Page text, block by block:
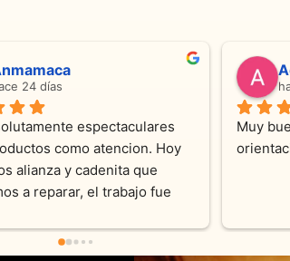
A
5 meses
inicio soy clienta de KV
muy conforme con
Una Belleza cada
satisfecha con los
Muy